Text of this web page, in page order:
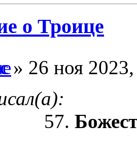
о Троице
» 26 ноя
57.